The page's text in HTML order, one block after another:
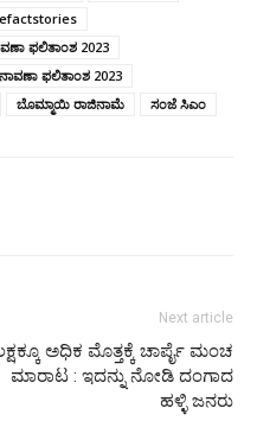
ಫಲಿತಾಂಶ 2023
ಫಲಿತಾಂಶ 2023
ಬೊಮ್ಮಾಯಿ ರಾಜಿನಾಮೆ ಸಂಜೆ ಸಿಎಂ
Next article
ಅಧಿಕ ಮೊತ್ತಕ್ಕೆ ಚಾರ್ಪೈ ಮಂಚ
ಮಾರಾಟ : ಇದನ್ನು ನೋಡಿ ದಂಗಾದ
ಹಳ್ಳಿ ಜನರು